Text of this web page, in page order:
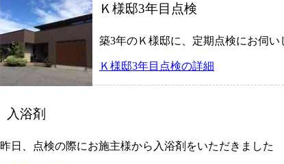
Ｋ様邸3年目点検
築3年のＫ様邸に、定期点検にお伺い
Ｋ様邸3年目点検の詳細
入浴剤
昨日、点検の際にお施主様から入浴剤をいただきました